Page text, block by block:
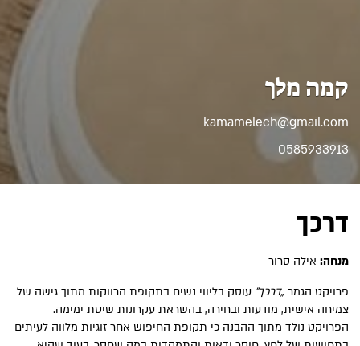
קמה מלך
kamamelech@gmail.com
0585933913
דרכך
מנחה: אילה סרור
פרויקט הגמר „דרכך” עוסק בליווי נשים בתקופת הרווקות מתוך גישה של
צמיחה אישית, מודעות ובחירה, בהשראת עקרונות שיטת ימימה.
הפרויקט נולד מתוך ההבנה כי תקופת החיפוש אחר זוגיות מלווה לעיתים